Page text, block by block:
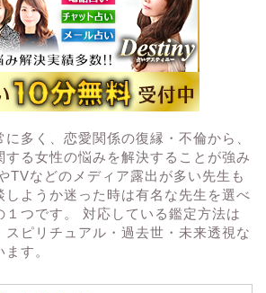
多く、恋愛関係の復縁・不倫から、
する女性の悩みを解決することが強み
TVなどのメディア露出が多い先生も
しようか迷った時は有名な先生を選べ
１つです。 対応している鑑定方法は
スピリチュアル・過去世・未来透視な
す。